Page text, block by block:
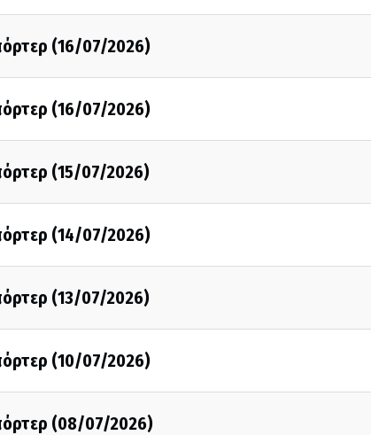
(16/07/2026)
(16/07/2026)
(15/07/2026)
(14/07/2026)
(13/07/2026)
(10/07/2026)
(08/07/2026)